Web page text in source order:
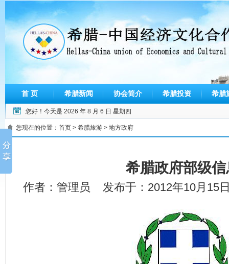
首 页 希腊新闻 协会简介 希腊投资 希腊
您好！今天是 2026 年 8 月 6 日 星期四
您现在的位置： 首页 > 希腊旅游 > 地方政府
希腊政府部级信
作者：管理员 发布于：2012年10月15